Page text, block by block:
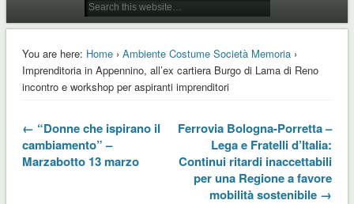
You are here: Home› Ambiente Costume Società Memoria›
Imprenditoria in Appennino, all’ex cartiera Burgo di Lama di Reno
incontro e workshop per aspiranti imprenditori
← “Donne che ispirano il
cambiamento” –
Marzabotto 13 marzo
Ferrovia Bologna-Porretta –
Lega e Fratelli d’Italia:
Continui ritardi inaccettabili
per una Regione a favore
mobilità sostenibile →